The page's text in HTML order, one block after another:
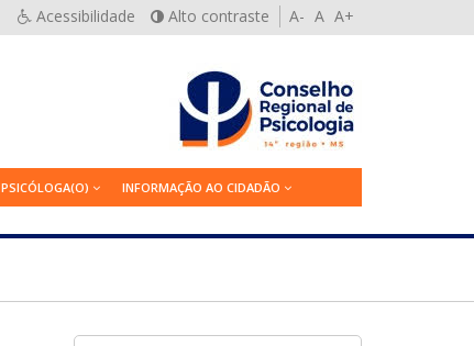
Acessibilidade Alto contraste A- A A+
PSICÓLOGA(O) INFORMAÇÃO AO CIDADÃO